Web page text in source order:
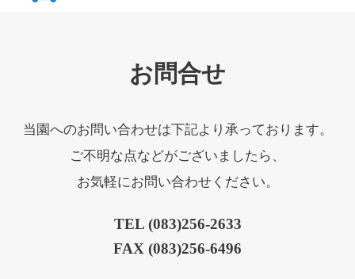
お問合せ
当園へのお問い合わせは下記より承っております。
ご不明な点などがございましたら、
お気軽にお問い合わせください。
TEL (083)256-2633
FAX (083)256-6496